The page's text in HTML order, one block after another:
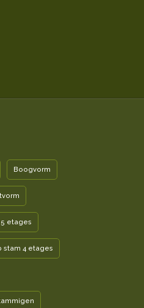
Boogvorm
etages
stam 4 etages